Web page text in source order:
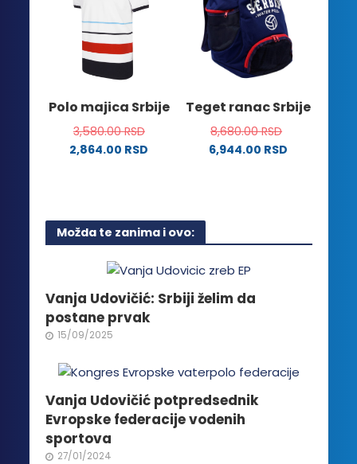
varijanti.
Opcije
mogu
biti
izabrane
stranici
proizvoda.
mogu
biti
izabrane
na
proizvoda.
Polo majica Srbije
3,580.00RSD
2,864.00 RSD
više
varijanti.
Opcije
mogu
biti
izabrane
na
proizvoda.
Teget ranac Srbije
8,680.00RSD
6,944.00 RSD
Možda te zanima i ovo:
Vanja Udovičić: Srbiji želim da
postane prvak
15/09/2025
Vanja Udovičić potpredsednik
Evropske federacije vodenih
sportova
27/01/2024